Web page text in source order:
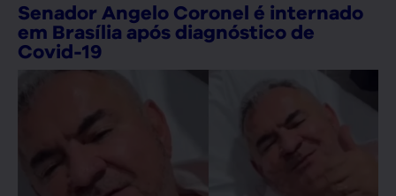
Senador Angelo Coronel é internado
em Brasília após diagnóstico de
Covid-19